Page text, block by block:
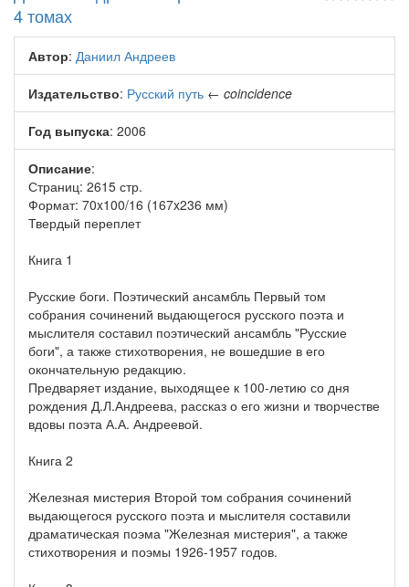
4 томах
Автор: Даниил Андреев
Издательство: Русский путь ← coincidence
Год выпуска: 2006
Описание:
Страниц: 2615 стр.
Формат: 70x100/16 (167x236 мм)
Твердый переплет
Книга 1
Русские боги. Поэтический ансамбль Первый том
собрания сочинений выдающегося русского поэта и
мыслителя составил поэтический ансамбль "Русские
боги", а также стихотворения, не вошедшие в его
окончательную редакцию.
Предваряет издание, выходящее к 100-летию со дня
рождения Д.Л.Андреева, рассказ о его жизни и творчестве
вдовы поэта А.А. Андреевой.
Книга 2
Железная мистерия Второй том собрания сочинений
выдающегося русского поэта и мыслителя составили
драматическая поэма "Железная мистерия", а также
стихотворения и поэмы 1926-1957 годов.